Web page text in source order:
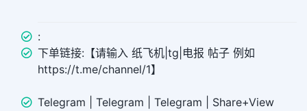
:
下单链接:【请输入 纸飞机|tg|电报 帖子 例如
https://t.me/channel/1】
Telegram | Telegram | Telegram | Share+View